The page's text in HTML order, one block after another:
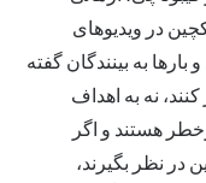
در ویدیوهای
به بینندگان گفته
نه به اهداف
هستند و اگر
در نظر بگیرند،